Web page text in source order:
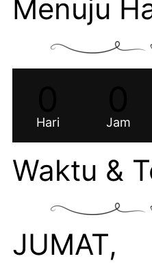
Menuju
Hari Jam
Waktu &
JUMAT,